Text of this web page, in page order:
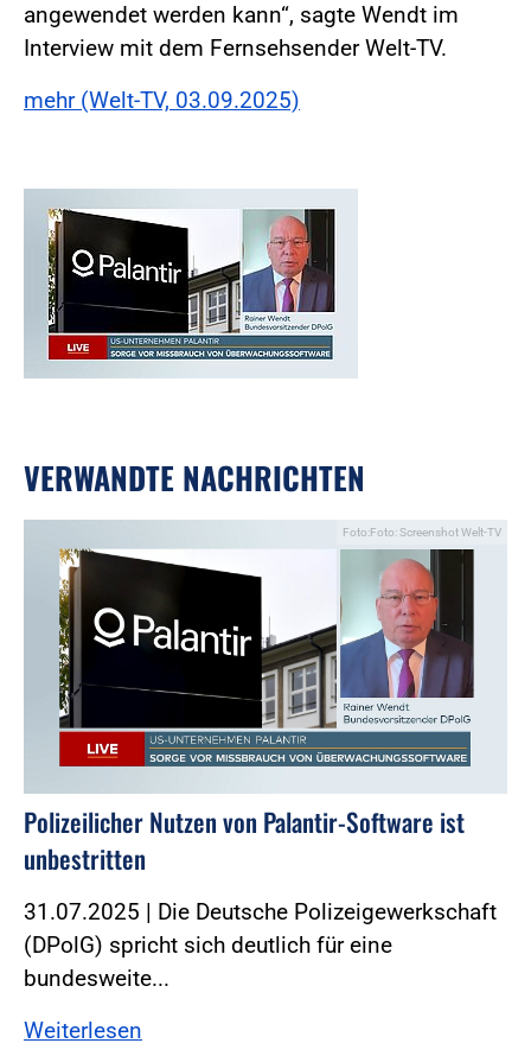
angewendet werden kann“, sagte Wendt im
Interview mit dem Fernsehsender Welt-TV.
mehr (Welt-TV, 03.09.2025)
VERWANDTE NACHRICHTEN
Foto:Foto: Screenshot Welt-TV
Polizeilicher Nutzen von Palantir-Software ist
unbestritten
31.07.2025 | Die Deutsche Polizeigewerkschaft
(DPolG) spricht sich deutlich für eine
bundesweite...
Weiterlesen